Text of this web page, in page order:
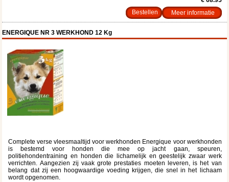
Meer informatie
ENERGIQUE NR 3 WERKHOND 12 Kg
Complete verse vleesmaaltijd voor werkhonden Energique voor werkhonden
is bestemd voor honden die mee op jacht gaan, speuren,
politiehondentraining en honden die lichamelijk en geestelijk zwaar werk
verrichten. Aangezien zij vaak grote prestaties moeten leveren, is het van
belang dat zij een hoogwaardige voeding krijgen, die snel in het lichaam
wordt opgenomen.